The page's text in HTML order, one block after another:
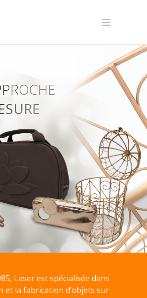
Laser est spécialisée dans
et la fabrication d’objets sur